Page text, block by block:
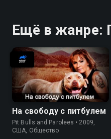
Ещё в жанре:
На свободу с питбулем
Pit Bulls and Parolees • 2009,
США, Общество